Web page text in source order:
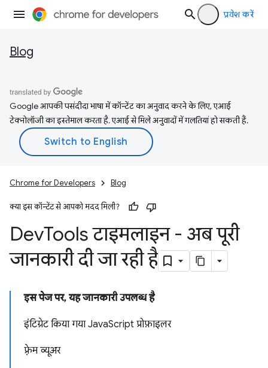
प्रवेश करें
Blog
Google आपकी पसंदीदा भाषा में कॉन्टेंट का अनुवाद करने के लिए, एआई
टेक्नोलॉजी का इस्तेमाल करता है. एआई से मिले अनुवादों में गलतियां हो सकती हैं.
Chrome for Developers Blog
क्या इस कॉन्टेंट से आपको मदद मिली?
DevTools टाइमलाइन - अब पूरी
जानकारी दी जा रही है
इस पेज पर, यह जानकारी उपलब्ध है
इंटिग्रेट किया गया JavaScript प्रोफ़ाइलर
फ़्रेम व्यूअर